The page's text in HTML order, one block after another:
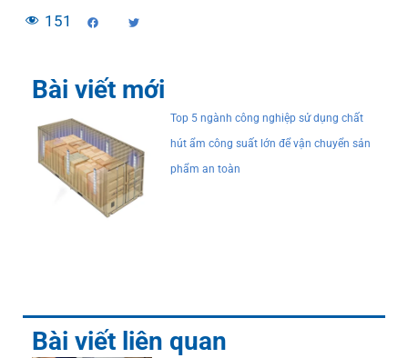
151
Bài viết mới
Top 5 ngành công nghiệp sử dụng chất
hút ẩm công suất lớn để vận chuyển sản
phẩm an toàn
Bài viết liên quan